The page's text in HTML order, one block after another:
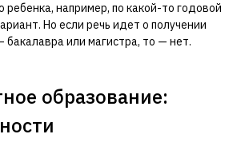
ребенка, например, по какой-то годовой
Но если речь идет о получении
бакалавра или магистра, то — нет.
образование: